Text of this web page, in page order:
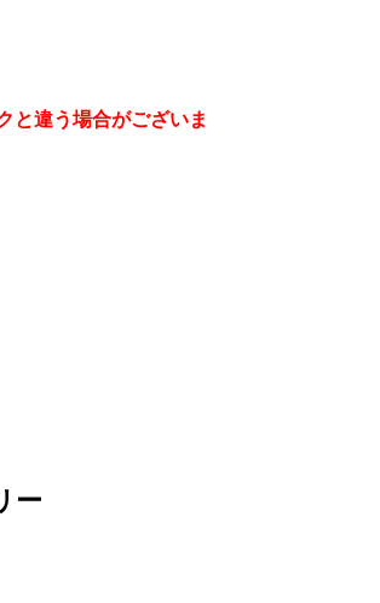
と違う場合がございま
ー